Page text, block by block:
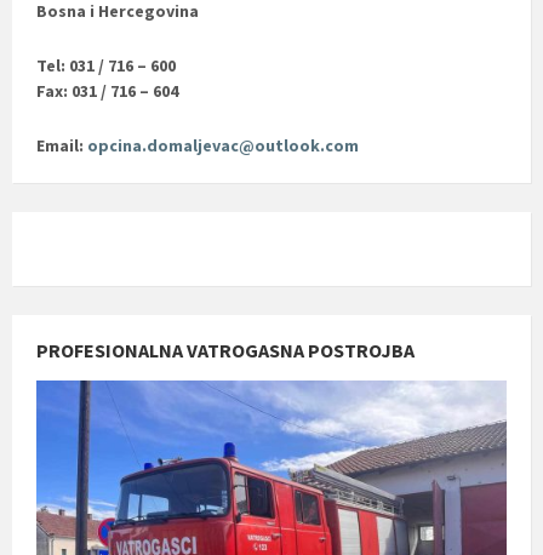
Bosna i Hercegovina
Tel: 031 / 716 – 600
Fax: 031 / 716 – 604
Email: opcina.domaljevac@outlook.com
PROFESIONALNA VATROGASNA POSTROJBA